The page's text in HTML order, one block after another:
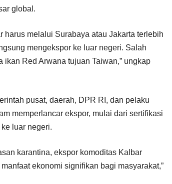
global.
harus melalui Surabaya atau Jakarta terlebih
mengekspor ke luar negeri. Salah
Red Arwana tujuan Taiwan,” ungkap
pusat, daerah, DPR RI, dan pelaku
memperlancar ekspor, mulai dari sertifikasi
luar negeri.
karantina, ekspor komoditas Kalbar
ekonomi signifikan bagi masyarakat,”